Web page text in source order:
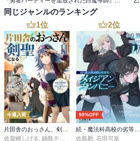
同じジャンルのランキング
1位
今週入荷
片田舎のおっさん、剣聖になる 11 ～ただの田舎の剣術師範だったのに、大成した弟子たちが俺を放ってくれない件～
佐賀崎しげる, 鍋島テツヒロ
2位
50%OFF
続・魔法科高校の劣等生 メイジアン・カンパニー(11)
佐島勤, 石田可奈